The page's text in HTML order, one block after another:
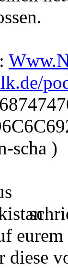
scha )
eurem
diese